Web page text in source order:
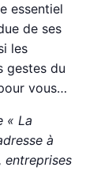
essentiel
de ses
les
gestes du
vous…
« La
à
entreprises